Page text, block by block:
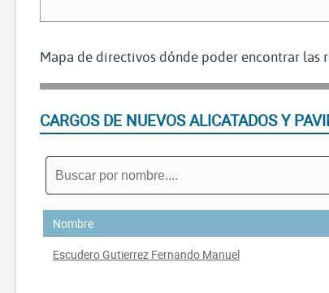
Mapa de directivos dónde poder encontrar las
CARGOS DE NUEVOS ALICATADOS Y
Nombre
Escudero Gutierrez Fernando Manuel